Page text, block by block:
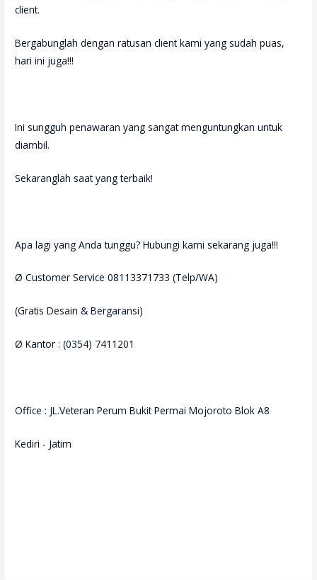
client.
Bergabunglah dengan ratusan client kami yang sudah puas,
hari ini juga!!!
Ini sungguh penawaran yang sangat menguntungkan untuk
diambil.
Sekaranglah saat yang terbaik!
Apa lagi yang Anda tunggu? Hubungi kami sekarang juga!!!
Ø Customer Service 08113371733 (Telp/WA)
(Gratis Desain & Bergaransi)
Ø Kantor : (0354) 7411201
Office : JL.Veteran Perum Bukit Permai Mojoroto Blok A8
Kediri - Jatim